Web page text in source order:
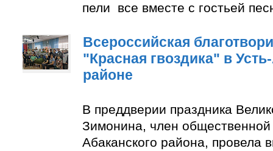
пели все вместе с гостьей
Всероссийская
"Красная гвоздика" в
районе
В преддверии праздника
Зимонина, член общественной
Абаканского района, провела